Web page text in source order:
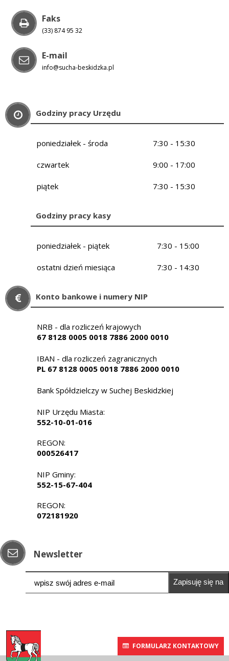
Faks
(33) 874 95 32
E-mail
info@sucha-beskidzka.pl
Godziny pracy Urzędu
poniedziałek - środa 7:30 - 15:30
czwartek 9:00 - 17:00
piątek 7:30 - 15:30
Godziny pracy kasy
poniedziałek - piątek 7:30 - 15:00
ostatni dzień miesiąca 7:30 - 14:30
Konto bankowe i numery NIP
NRB - dla rozliczeń krajowych
67 8128 0005 0018 7886 2000 0010
IBAN - dla rozliczeń zagranicznych
PL 67 8128 0005 0018 7886 2000 0010
Bank Spółdzielczy w Suchej Beskidzkiej
NIP Urzędu Miasta:
552-10-01-016
REGON:
000526417
NIP Gminy:
552-15-67-404
REGON:
072181920
Newsletter
Zapisuję się na
FORMULARZ KONTAKTOWY